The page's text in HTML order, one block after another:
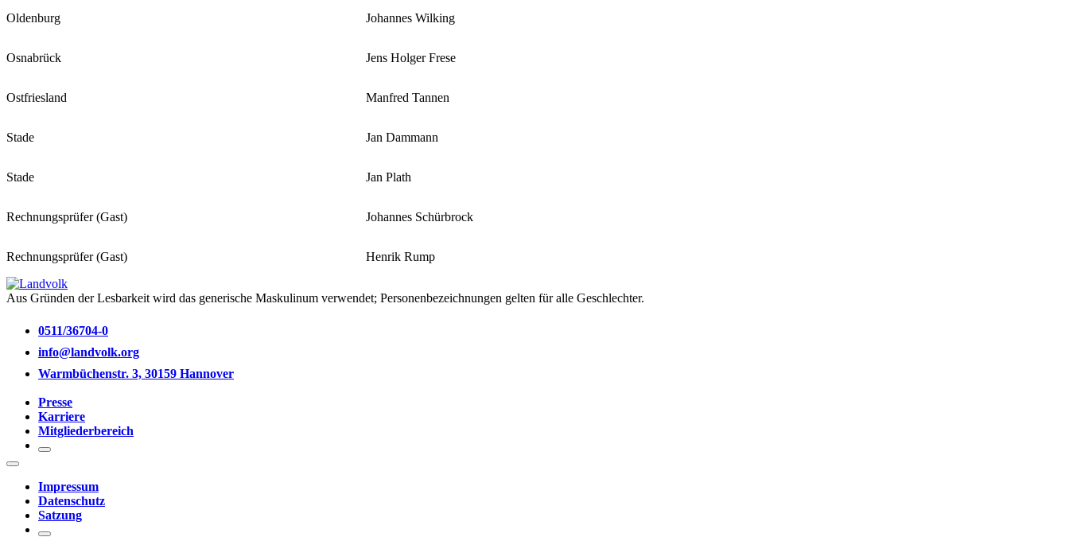
Oldenburg Johannes Wilking
Osnabrück Jens Holger Frese
Ostfriesland Manfred Tannen
Stade Jan Dammann
Stade Jan Plath
Rechnungsprüfer (Gast) Johannes Schürbrock
Rechnungsprüfer (Gast) Henrik Rump
Aus Gründen der Lesbarkeit wird das generische Maskulinum verwendet; Personenbezeichnungen gelten für alle Geschlechter.
0511/36704-0
info@landvolk.org
Warmbüchenstr. 3, 30159 Hannover
Presse
Karriere
Mitgliederbereich
Impressum
Datenschutz
Satzung